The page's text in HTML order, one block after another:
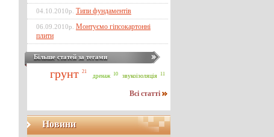
04.10.2010р. Типи фундаментів
06.09.2010р. Монтуємо гіпсокартонні
плити
Більше статей за тегами
грунт 21
дренаж 10 звукоізоляція 11
Всі статті
Новини